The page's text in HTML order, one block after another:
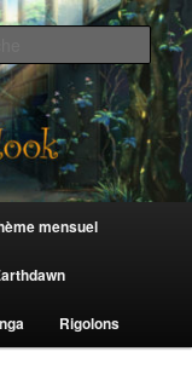
mensuel
Rigolons